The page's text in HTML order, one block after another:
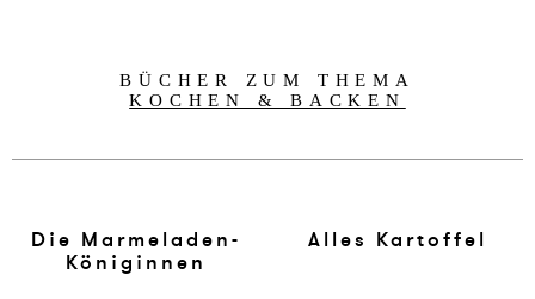
BÜCHER ZUM THEMA
KOCHEN & BACKEN
Die Mar­me­la­den-
Köni­gin­nen
Al­les Kar­tof­fel